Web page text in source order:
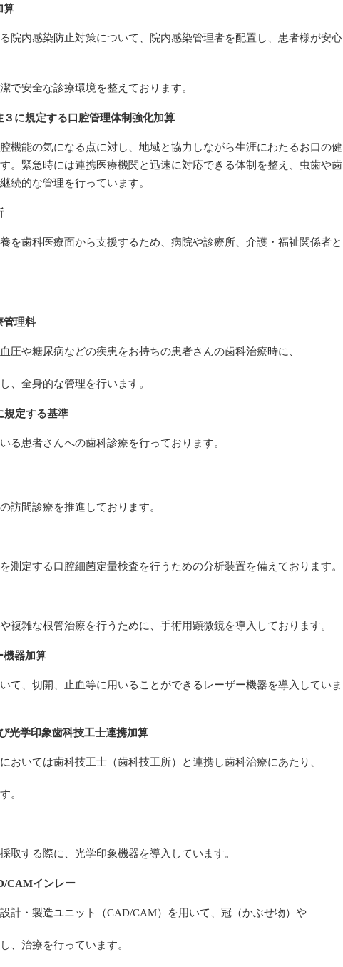
算
院内感染防止対策について、院内感染管理者を配置し、患者様が安心
で安全な診療環境を整えております。
に規定する口腔管理体制強化加算
機能の気になる点に対し、地域と協力しながら生涯にわたるお口の健
。緊急時には連携医療機関と迅速に対応できる体制を整え、虫歯や歯
続的な管理を行っています。
を歯科医療面から支援するため、病院や診療所、介護・福祉関係者と
管理料
圧や糖尿病などの疾患をお持ちの患者さんの歯科治療時に、
、全身的な管理を行います。
規定する基準
る患者さんへの歯科診療を行っております。
訪問診療を推進しております。
測定する口腔細菌定量検査を行うための分析装置を備えております。
複雑な根管治療を行うために、手術用顕微鏡を導入しております。
機器加算
て、切開、止血等に用いることができるレーザー機器を導入していま
光学印象歯科技工士連携加算
おいては歯科技工士（歯科技工所）と連携し歯科治療にあたり、
。
取する際に、光学印象機器を導入しています。
CAMインレー
計・製造ユニット（CAD/CAM）を用いて、冠（かぶせ物）や
、治療を行っています。